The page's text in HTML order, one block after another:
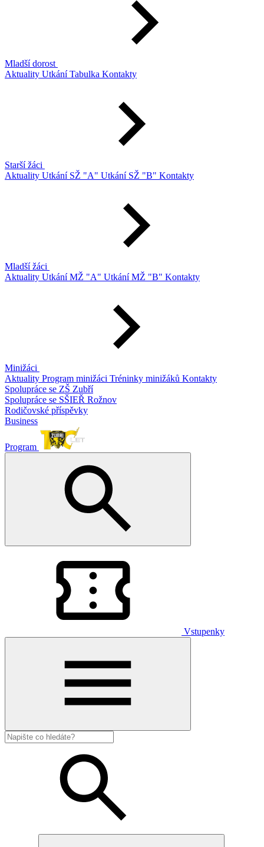
Mladší dorost
Aktuality UtkáníTabulka Kontakty
Starší žáci
Aktuality Utkání SŽ "A" Utkání SŽ "B" Kontakty
Mladší žáci
Aktuality Utkání MŽ "A" Utkání MŽ "B" Kontakty
Minižáci
Aktuality Program minižáci Tréninky minižáků Kontakty
Spolupráce se ZŠ Zubří
Spolupráce se SŠIEŘ Rožnov
Rodičovské příspěvky
Business
Program
Vstupenky